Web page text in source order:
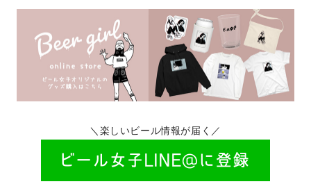
＼楽しいビール情報が届く／